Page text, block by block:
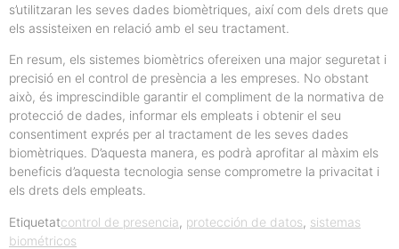
s’utilitzaran les seves dades biomètriques, així com dels drets que
els assisteixen en relació amb el seu tractament.
En resum, els sistemes biomètrics ofereixen una major seguretat i
precisió en el control de presència a les empreses. No obstant
això, és imprescindible garantir el compliment de la normativa de
protecció de dades, informar els empleats i obtenir el seu
consentiment exprés per al tractament de les seves dades
biomètriques. D’aquesta manera, es podrà aprofitar al màxim els
beneficis d’aquesta tecnologia sense comprometre la privacitat i
els drets dels empleats.
Etiquetatcontrol de presencia, protección de datos, sistemas
biométricos